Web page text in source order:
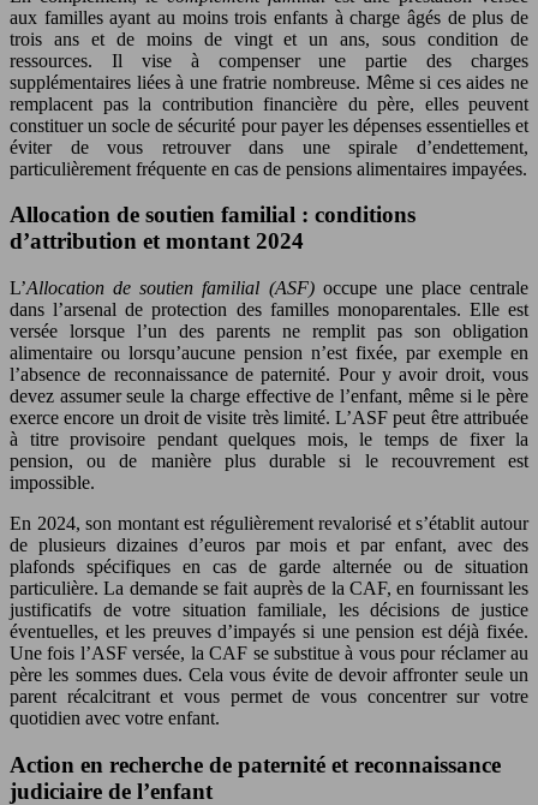
aux familles ayant au moins trois enfants à charge âgés de plus de
trois ans et de moins de vingt et un ans, sous condition de
ressources. Il vise à compenser une partie des charges
supplémentaires liées à une fratrie nombreuse. Même si ces aides ne
remplacent pas la contribution financière du père, elles peuvent
constituer un socle de sécurité pour payer les dépenses essentielles et
éviter de vous retrouver dans une spirale d’endettement,
particulièrement fréquente en cas de pensions alimentaires impayées.
Allocation de soutien familial : conditions
d’attribution et montant 2024
L’Allocation de soutien familial (ASF)occupe une place centrale
dans l’arsenal de protection des familles monoparentales. Elle est
versée lorsque l’un des parents ne remplit pas son obligation
alimentaire ou lorsqu’aucune pension n’est fixée, par exemple en
l’absence de reconnaissance de paternité. Pour y avoir droit, vous
devez assumer seule la charge effective de l’enfant, même si le père
exerce encore un droit de visite très limité. L’ASF peut être attribuée
à titre provisoire pendant quelques mois, le temps de fixer la
pension, ou de manière plus durable si le recouvrement est
impossible.
En 2024, son montant est régulièrement revalorisé et s’établit autour
de plusieurs dizaines d’euros par mois et par enfant, avec des
plafonds spécifiques en cas de garde alternée ou de situation
particulière. La demande se fait auprès de la CAF, en fournissant les
justificatifs de votre situation familiale, les décisions de justice
éventuelles, et les preuves d’impayés si une pension est déjà fixée.
Une fois l’ASF versée, la CAF se substitue à vous pour réclamer au
père les sommes dues. Cela vous évite de devoir affronter seule un
parent récalcitrant et vous permet de vous concentrer sur votre
quotidien avec votre enfant.
Action en recherche de paternité et reconnaissance
judiciaire de l’enfant